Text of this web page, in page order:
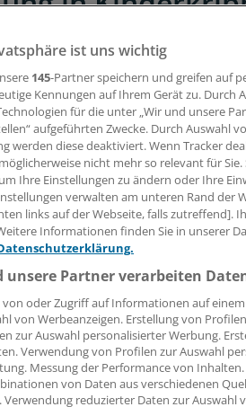
Schmid
09.06.2008, 16:01 Uhr
Das
Der Trend ist
bildungsfernen,
überforderten
ersten drei
stehen jedoch zu
Tagesmütter zur
Kinder aus armen
einen besonderen
ist uns wichtig
145-Partner speichern und greifen auf
Kennungen auf Ihrem Gerät zu. Durch
für die unter „Wir und unsere
aufgeführten Zwecke. Durch Auswahl
werden diese deaktiviert. Wenn Tracker
nicht mehr so relevant für
Ihre Einstellungen zu ändern oder Ihre
verwalten am unteren Rand der
links auf der Webseite, falls zutreffend].
Informationen finden Sie in unserer
unsere Partner verarbeiten
von oder Zugriff auf Informationen auf
von Werbeanzeigen. Erstellung von
zur Auswahl personalisierter Werbung.
Verwendung von Profilen zur Auswahl
Messung der Performance von
von Daten aus verschiedenen
Verwendung reduzierter Daten zur Auswahl